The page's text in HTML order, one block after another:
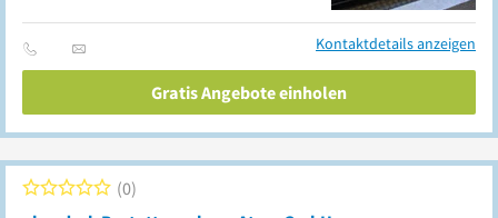
Kontaktdetails anzeigen
Gratis Angebote einholen
0